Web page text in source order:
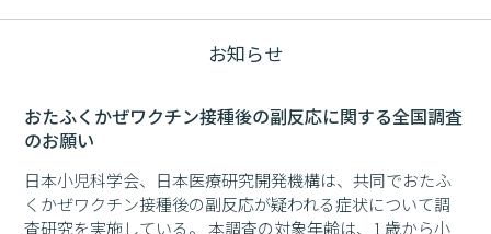
お知らせ
おたふくかぜワクチン接種後の副反応に関する全国調査
のお願い
日本小児科学会、日本医療研究開発機構は、共同でおたふ
くかぜワクチン接種後の副反応が疑われる症状について調
査研究を実施している。 本調査の対象年齢は、1 歳から小